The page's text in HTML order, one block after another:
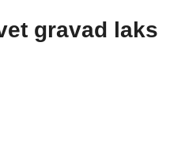
gravad laks